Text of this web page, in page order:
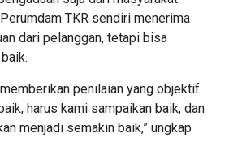
TKR sendiri menerima
dari pelanggan, tetapi bisa
penilaian yang objektif.
harus kami sampaikan baik, dan
menjadi semakin baik,” ungkap